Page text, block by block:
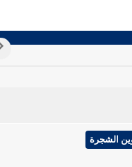
الشجرة